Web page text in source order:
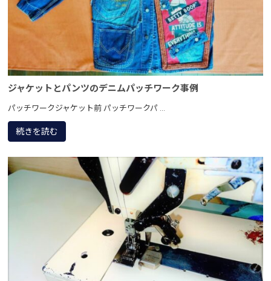
ジャケットとパンツのデニムパッチワーク事例
パッチワークジャケット前 パッチワークパ ...
続きを読む